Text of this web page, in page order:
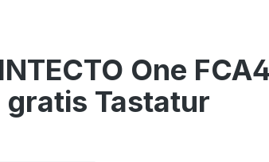
One
Tastatur